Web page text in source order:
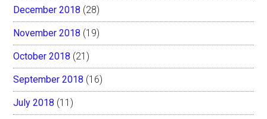
December 2018 (28)
November 2018 (19)
October 2018 (21)
September 2018 (16)
July 2018 (11)